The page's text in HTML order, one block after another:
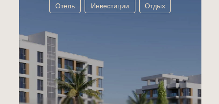
Отдых
Инвестиции
Отель